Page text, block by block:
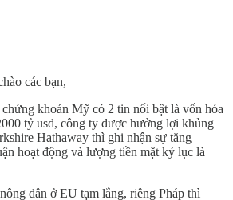
các bạn,
khoán Mỹ có 2 tin nổi bật là vốn hóa
tỷ usd, công ty được hưởng lợi khủng
Hathaway thì ghi nhận sự tăng
hoạt động và lượng tiền mặt kỷ lục là
dân ở EU tạm lắng, riêng Pháp thì